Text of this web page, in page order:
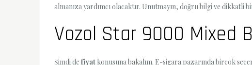
almanıza yardımcı olacaktır. Unutmayın, doğru bilgi ve dikkatli
Vozol Star 9000 Mixed
Şimdi de fiyat konusuna bakalım. E-sigara pazarında birçok